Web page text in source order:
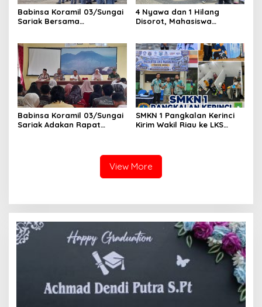
Babinsa Koramil 03/Sungai
Sariak Bersama
Seleksi Calon Anggota
Paskibra Tingkat
Kecamatan VII Koto
Patamuan
4 Nyawa dan 1 Hilang
Disorot, Mahasiswa
Babinsa Koramil 03/Sungai
Sariak Adakan Rapat
SMKN 1 Pangkalan Kerinci
Kirim Wakil Riau ke LKS
View More